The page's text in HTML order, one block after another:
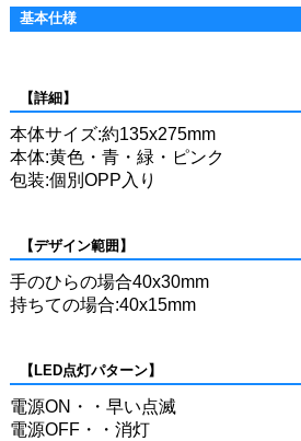
基本仕様
【詳細】
本体サイズ:約135x275mm
本体:黄色・青・緑・ピンク
包装:個別OPP入り
【デザイン範囲】
手のひらの場合40x30mm
持ちての場合:40x15mm
【LED点灯パターン】
電源ON・・早い点滅
電源OFF・・消灯